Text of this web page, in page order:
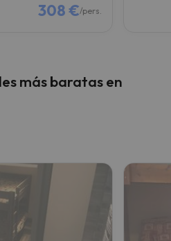
308 €/pers.
más baratas en